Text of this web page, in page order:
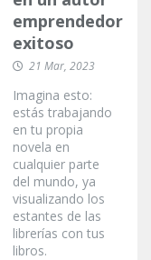
emprendedor
exitoso
21 Mar, 2023
Imagina esto:
estás trabajando
en tu propia
novela en
cualquier parte
del mundo, ya
visualizando los
estantes de las
librerías con tus
libros.